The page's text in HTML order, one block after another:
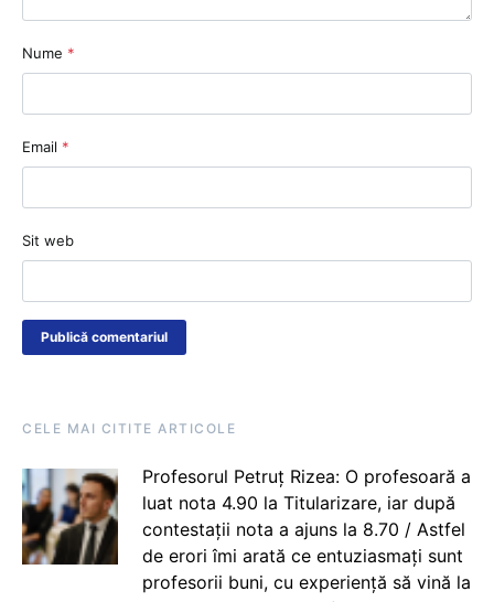
Nume *
Email *
Sit web
CELE MAI CITITE ARTICOLE
Profesorul Petruț Rizea: O profesoară a
luat nota 4.90 la Titularizare, iar după
contestații nota a ajuns la 8.70 / Astfel
de erori îmi arată ce entuziasmați sunt
profesorii buni, cu experiență să vină la